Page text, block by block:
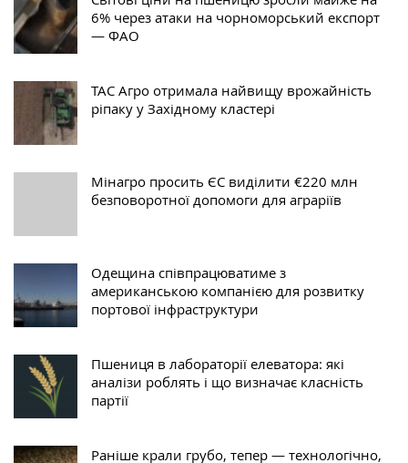
6% через атаки на чорноморський експорт
— ФАО
ТАС Агро отримала найвищу врожайність
ріпаку у Західному кластері
Мінагро просить ЄС виділити €220 млн
безповоротної допомоги для аграріїв
Одещина співпрацюватиме з
американською компанією для розвитку
портової інфраструктури
Пшениця в лабораторії елеватора: які
аналізи роблять і що визначає класність
партії
Раніше крали грубо, тепер — технологічно,